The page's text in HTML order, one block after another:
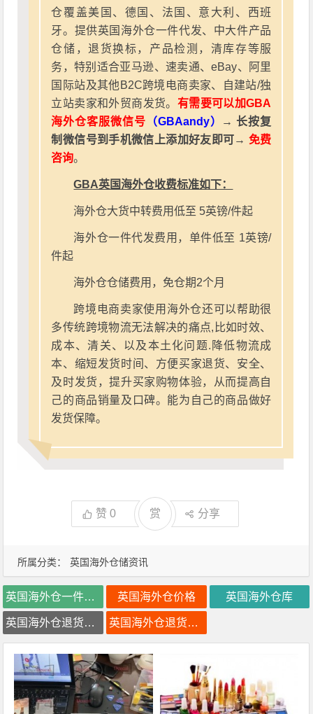
所属分类： 英国海外仓储资讯
仓覆盖美国、德国、法国、意大利、西班
牙。提供英国海外仓一件代发、中大件产品
仓储，退货换标，产品检测，清库存等服
务，特别适合亚马逊、速卖通、eBay、阿里
国际站及其他B2C跨境电商卖家、自建站/独
立站卖家和外贸商发货。 有需要可以加GBA
海外仓客服微信号 （GBAandy）
→ 长按复
制微信号到手机微信上添加好友即可→ 免费
咨询。
GBA英国海外仓收费标准如下：
海外仓大货中转费用低至 5英镑/件起
海外仓一件代发费用，单件低至 1英镑/
件起
海外仓仓储费用，免仓期2个月
跨境电商卖家使用海外仓还可以帮助很
多传统跨境物流无法解决的痛点,比如时效、
成本、清关、以及本土化问题.降低物流成
本、缩短发货时间、方便买家退货、安全、
及时发货，提升买家购物体验，从而提高自
己的商品销量及口碑。能为自己的商品做好
发货保障。
赞0 赏 分享
英国海外仓一件代发 英国海外仓价格 英国海外仓库
英国海外仓退货处理 英国海外仓退货换标